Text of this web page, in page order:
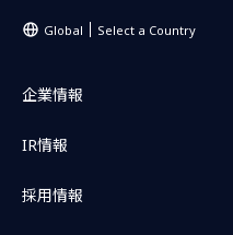
Global Select a Country
企業情報
IR情報
採用情報